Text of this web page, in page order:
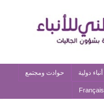
أنباء دولية حوادث ومجتمع
Français